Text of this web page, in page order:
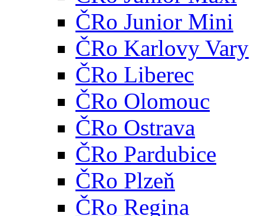
ČRo Junior Mini
ČRo Karlovy Vary
ČRo Liberec
ČRo Olomouc
ČRo Ostrava
ČRo Pardubice
ČRo Plzeň
ČRo Regina